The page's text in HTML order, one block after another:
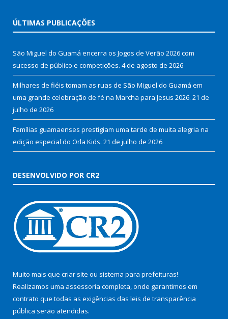
ÚLTIMAS PUBLICAÇÕES
São Miguel do Guamá encerra os Jogos de Verão 2026 com
sucesso de público e competições. 4 de agosto de 2026
Milhares de fiéis tomam as ruas de São Miguel do Guamá em
uma grande celebração de fé na Marcha para Jesus 2026. 21 de
julho de 2026
Famílias guamaenses prestigiam uma tarde de muita alegria na
edição especial do Orla Kids. 21 de julho de 2026
DESENVOLVIDO POR CR2
Muito mais que criar site ou sistema para prefeituras!
Realizamos uma assessoria completa, onde garantimos em
contrato que todas as exigências das leis de transparência
pública serão atendidas.